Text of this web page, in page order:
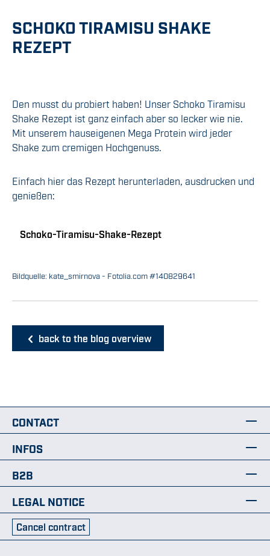
SCHOKO TIRAMISU SHAKE
REZEPT
Den musst du probiert haben! Unser Schoko Tiramisu
Shake Rezept ist ganz einfach aber so lecker wie nie.
Mit unserem hauseigenen Mega Protein wird jeder
Shake zum cremigen Hochgenuss.
Einfach hier das Rezept herunterladen, ausdrucken und
genießen:
Schoko-Tiramisu-Shake-Rezept
Bildquelle: kate_smirnova - Fotolia.com #140829641
back to the blog overview
CONTACT
INFOS
B2B
LEGAL NOTICE
Cancel contract